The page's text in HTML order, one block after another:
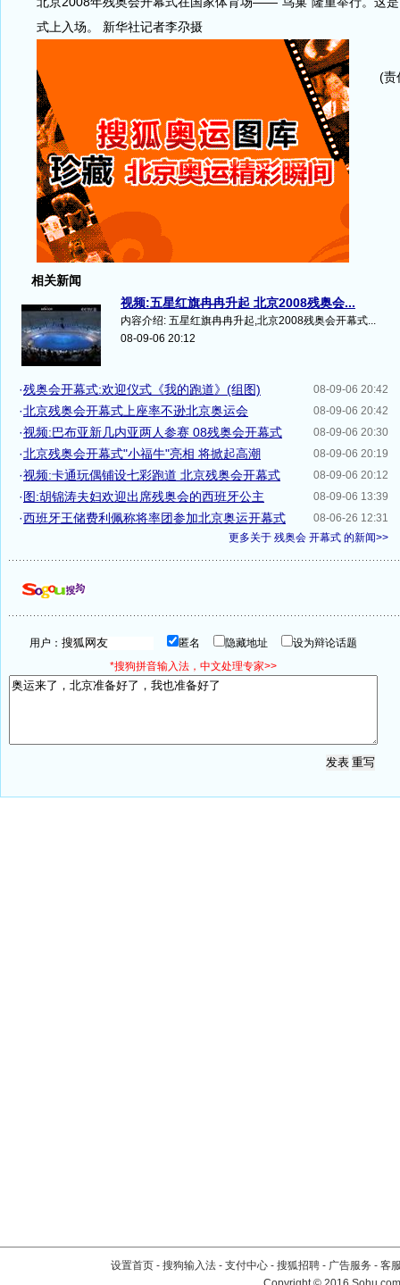
式上入场。 新华社记者李尕摄
(责
相关新闻
视频:五星红旗冉冉升起 北京2008残奥会...
内容介绍: 五星红旗冉冉升起,北京2008残奥会开幕式...
08-09-06 20:12
08-09-06 20:42
·残奥会开幕式:欢迎仪式《我的跑道》(组图)
08-09-06 20:42
·北京残奥会开幕式上座率不逊北京奥运会
08-09-06 20:30
·视频:巴布亚新几内亚两人参赛 08残奥会开幕式
08-09-06 20:19
·北京残奥会开幕式"小福牛"亮相 将掀起高潮
08-09-06 20:12
·视频:卡通玩偶铺设七彩跑道 北京残奥会开幕式
08-09-06 13:39
·图:胡锦涛夫妇欢迎出席残奥会的西班牙公主
08-06-26 12:31
·西班牙王储费利佩称将率团参加北京奥运开幕式
更多关于 残奥会 开幕式 的新闻>>
用户： 匿名 隐藏地址
设为辩论话题
*搜狗拼音输入法，中文处理专家>>
设置首页 - 搜狗输入法 - 支付中心 - 搜狐招聘 - 广告服务 - 客